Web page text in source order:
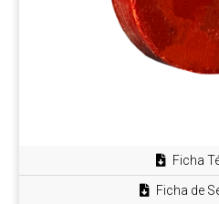
Ficha
Ficha de